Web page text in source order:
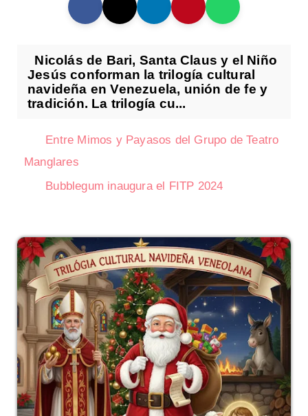
Nicolás de Bari, Santa Claus y el Niño
Jesús conforman la trilogía cultural
navideña en Venezuela, unión de fe y
tradición. La trilogía cu...
Entre Mimos y Payasos del Grupo de Teatro
Manglares
Bubblegum inaugura el FITP 2024